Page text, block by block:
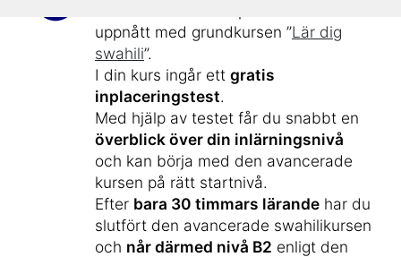
uppnått med grundkursen ”Lär dig
swahili”.
I din kurs ingår ett gratis
inplaceringstest.
Med hjälp av testet får du snabbt en
överblick över din inlärningsnivå
och kan börja med den avancerade
kursen på rätt startnivå.
Efter bara 30 timmars lärande har du
slutfört den avancerade swahilikursen
och når därmed nivå B2 enligt den